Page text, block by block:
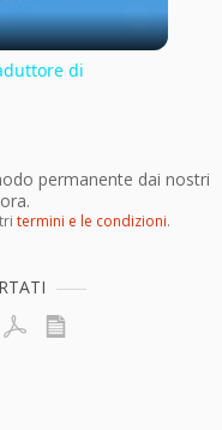
di
permanente dai nostri
termini e le condizioni.